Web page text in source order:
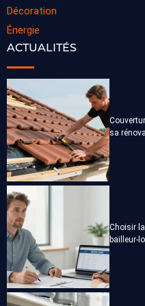
Décoration
Énergie
ACTUALITÉS
sa
Choisir
bailleur-